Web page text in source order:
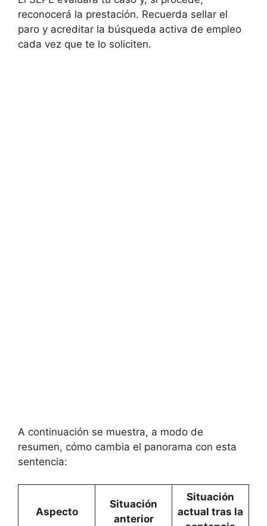
reconocerá la prestación. Recuerda sellar el
paro y acreditar la búsqueda activa de empleo
cada vez que te lo soliciten.
A continuación se muestra, a modo de
resumen, cómo cambia el panorama con esta
sentencia:
Aspecto
Situación
anterior
Situación
actual tras la